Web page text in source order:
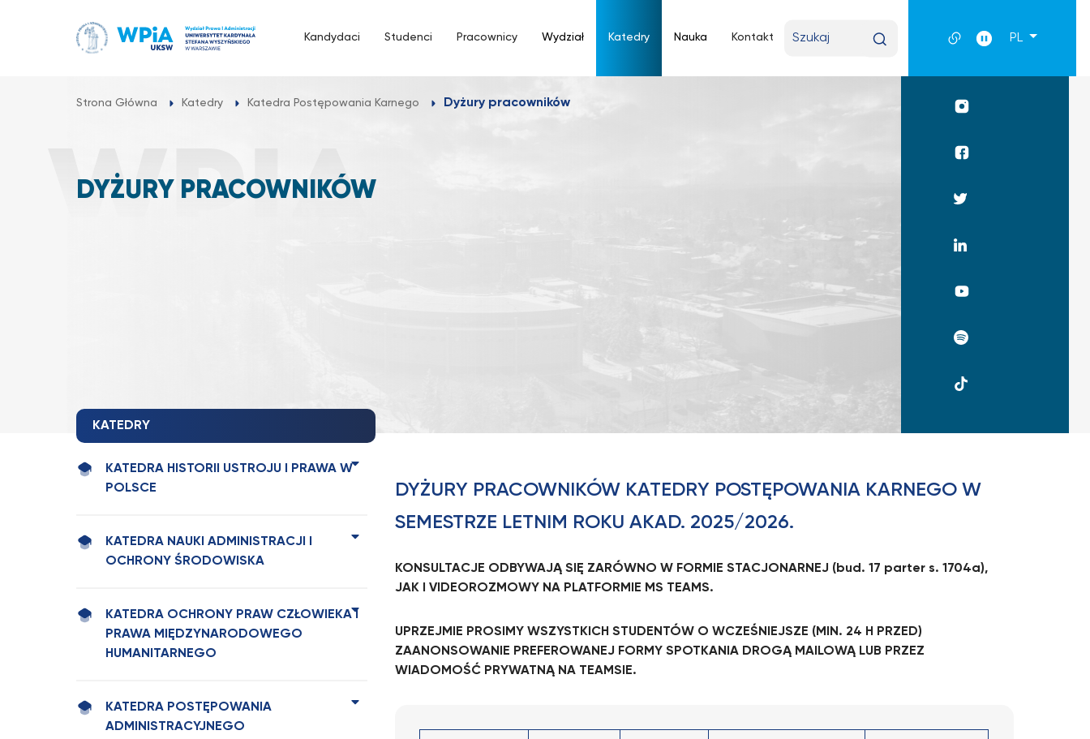
Kandydaci Studenci Pracownicy Wydział Katedry Nauka Kontakt
wyszukiwaną
PL
Strona Główna Katedry Katedra Postępowania Karnego Dyżury pracowników
DYŻURY PRACOWNIKÓW
Profil
Profil
Profil
Profil
Linkedin
UKSW
UKSW
UKSW
KATEDRY
KATEDRA HISTORII USTROJU I PRAWA W
POLSCE
KATEDRA NAUKI ADMINISTRACJI I
OCHRONY ŚRODOWISKA
KATEDRA OCHRONY PRAW CZŁOWIEKA I
PRAWA MIĘDZYNARODOWEGO
HUMANITARNEGO
KATEDRA POSTĘPOWANIA
ADMINISTRACYJNEGO
DYŻURY PRACOWNIKÓW KATEDRY POSTĘPOWANIA KARNEGO W
SEMESTRZE LETNIM ROKU AKAD. 2025/2026.
KONSULTACJE ODBYWAJĄ SIĘ ZARÓWNO W FORMIE STACJONARNEJ (bud. 17 parter s. 1704a),
JAK I VIDEOROZMOWY NA PLATFORMIE MS TEAMS.
UPRZEJMIE PROSIMY WSZYSTKICH STUDENTÓW O WCZEŚNIEJSZE (MIN. 24 H PRZED)
ZAANONSOWANIE PREFEROWANEJ FORMY SPOTKANIA DROGĄ MAILOWĄ LUB PRZEZ
WIADOMOŚĆ PRYWATNĄ NA TEAMSIE.